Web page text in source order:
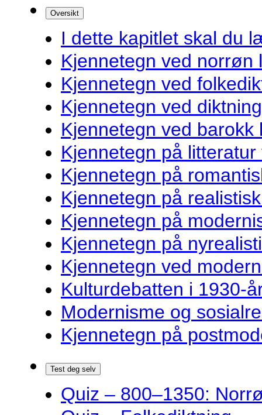
Oversikt
I dette kapitlet skal du
Kjennetegn ved norrøn
Kjennetegn ved
Kjennetegn ved
Kjennetegn ved barokk
Kjennetegn på
Kjennetegn på
Kjennetegn på
Kjennetegn på
Kjennetegn på
Kjennetegn ved
Kulturdebatten i 1930-
Modernisme og
Kjennetegn på
Test deg selv
Quiz – 800–1350: